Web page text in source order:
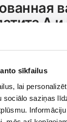
sīkfailus
lai
sociālo saziņas
A и
можно
против
защита от